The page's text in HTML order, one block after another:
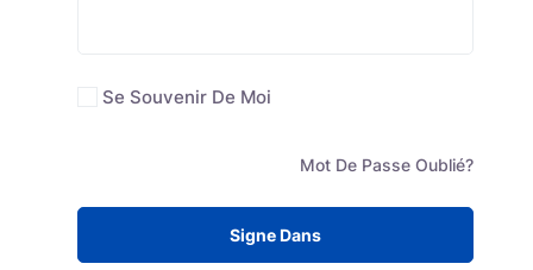
Se Souvenir De Moi
Mot De Passe Oublié?
Signe Dans